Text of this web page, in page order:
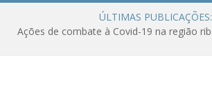
ÚLTIMAS PUBLICAÇÕES: